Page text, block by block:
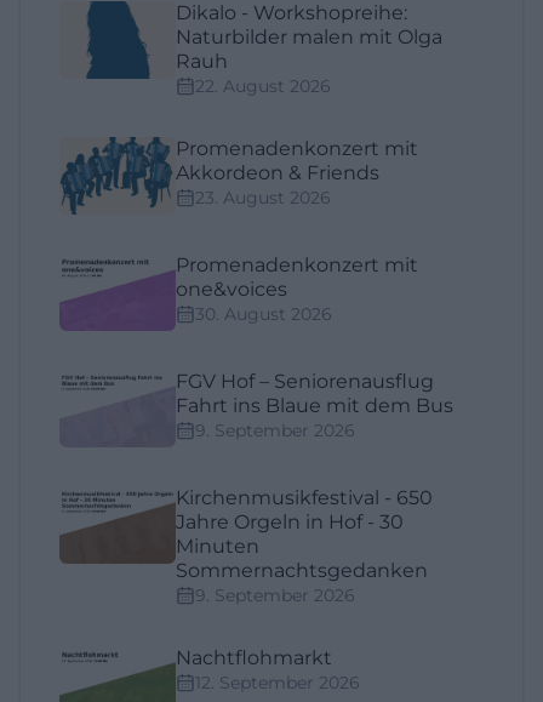
Dikalo - Workshopreihe:
Naturbilder malen mit Olga
Rauh
22. August 2026
Promenadenkonzert mit
Akkordeon & Friends
23. August 2026
Promenadenkonzert mit
one&voices
30. August 2026
FGV Hof – Seniorenausflug
Fahrt ins Blaue mit dem Bus
9. September 2026
Kirchenmusikfestival - 650
Jahre Orgeln in Hof - 30
Minuten
Sommernachtsgedanken
9. September 2026
Nachtflohmarkt
12. September 2026